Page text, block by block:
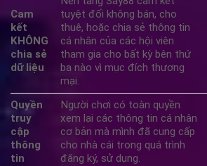
Cam
kết
KHÔNG
chia sẻ
dữ liệu
tuyệt đối không bán, cho
thuê, hoặc chia sẻ thông tin
cá nhân của các hội viên
tham gia cho bất kỳ bên thứ
ba nào vì mục đích thương
mại.
Quyền
truy
cập
thông
tin
Người chơi có toàn quyền
xem lại các thông tin cá nhân
cơ bản mà mình đã cung cấp
cho nhà cái trong quá trình
đăng ký, sử dụng.